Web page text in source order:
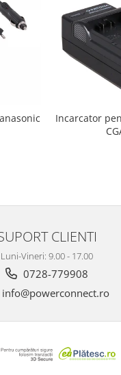
Incarcator
CLIENTI
Luni-Vineri: 9.00 - 17.00
0728-779908
info@powerconnect.ro